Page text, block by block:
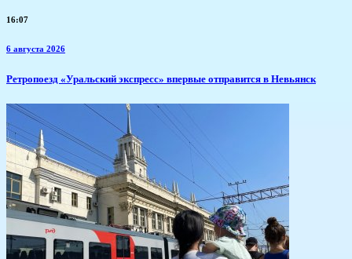
16:07
6 августа 2026
​Ретропоезд «Уральский экспресс» впервые отправится в Невьянск